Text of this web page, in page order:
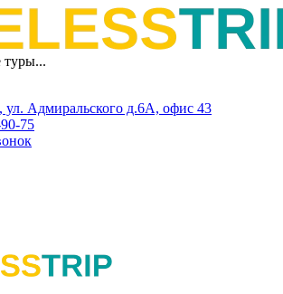
ул. Адмиральского д.6А, офис 43
75